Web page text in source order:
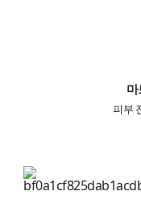
마
피부